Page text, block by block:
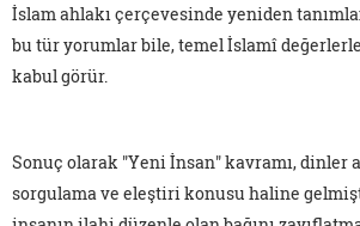
İslam ahlakı çerçevesinde yeniden
bu tür yorumlar bile, temel İslamî
kabul görür.
Sonuç olarak "Yeni İnsan" kavramı, dinler
sorgulama ve eleştiri konusu haline